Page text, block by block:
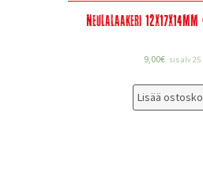
Neulalaakeri
9,00€ sis alv
Lisää